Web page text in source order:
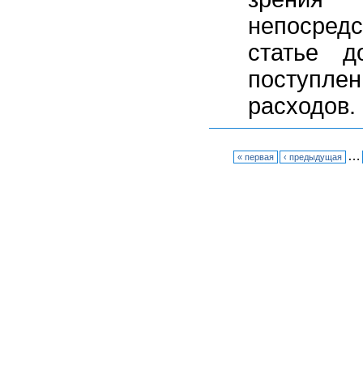
статье
расходов.
« первая ‹ предыдущая …